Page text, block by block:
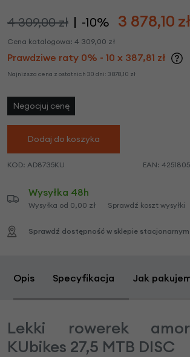
4 309,00 zł -10% 3 878,10 zł
Cena katalogowa: 4 309,00 zł
Prawdziwe raty 0% - 10 x 387,81 zł
Najniższa cena z ostatnich 30 dni: 3 878,10 zł
Negocjuj cenę
Dodaj do koszyka
KOD: AD8735KU EAN:
Wysyłka 48h
Wysyłka od 0,00 zł Sprawdź koszt wysyłki
Sprawdź dostępność w sklepie stacjonarnym
Opis Specyfikacja Jak
Lekki rowerek
KUbikes 27,5 MTB DISC